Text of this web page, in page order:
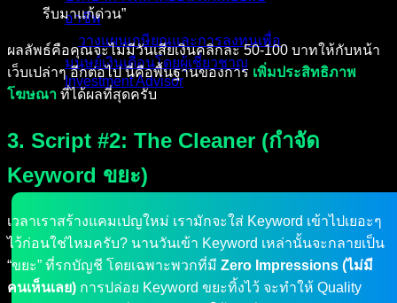
อาชีพ
วางแผนเกษียณและการลงทุนเพื่อ
มนุษย์เงินเดือนโดยผู้เชี่ยวชาญ
Investment Advisor
บทความ
รีบมาแก้ด่วน”
ผลลัพธ์คือคุณจะไม่มีวันเสียเงินคลิกละ 50-100 บาทให้กับหน้า
เว็บเปล่าๆ อีกต่อไป นี่คือพื้นฐานของการ เพิ่มประสิทธิภาพ
โฆษณา ที่ได้ผลที่สุดครับ
3. Script #2: The Cleaner (กำจัด
Keyword ขยะ)
เวลาเราสร้างแคมเปญใหม่ เรามักจะใส่ Keyword เข้าไปเยอะๆ
ไว้ก่อนใช่ไหมครับ? นานวันเข้า Keyword เหล่านั้นจะกลายเป็น
“ขยะ” ที่รกบัญชี โดยเฉพาะพวกที่มี Zero Impressions (ไม่มี
คนเห็นเลย) การปล่อย Keyword ขยะทิ้งไว้ จะทำให้ Quality